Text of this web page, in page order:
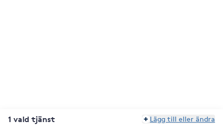
1 vald tjänst Lägg till eller ändra